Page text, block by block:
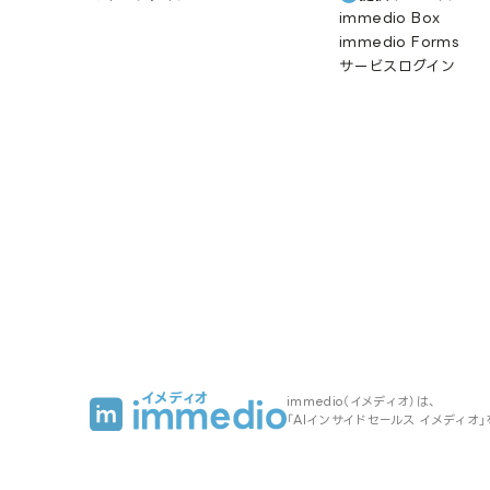
immedio Box
immedio Forms
サービスログイン
immedio（イメディオ）は、
「AIインサイドセールス イメディオ」